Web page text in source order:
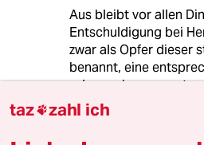
Aus bleibt vor allen
Entschuldigung bei
zwar als Opfer dieser
benannt, eine
oder auch nur
ist nicht in Sicht.
Die
Linie erfolgreich.
taz zahl ich